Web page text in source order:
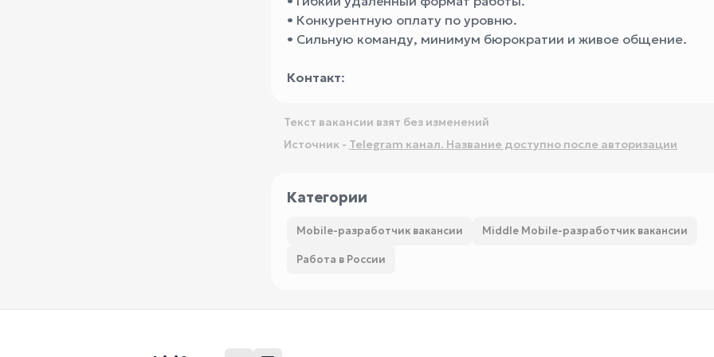
• Конкурентную оплату по уровню.
• Сильную команду, минимум бюрократии и живое общение.
Контакт:
Текст вакансии взят без изменений
Источник - Telegram канал. Название доступно после авторизации
Категории
Mobile-разработчик вакансии Middle Mobile-разработчик вакансии
Работа в России